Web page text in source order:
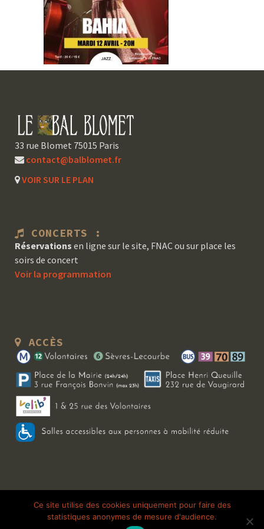
33 rue Blomet 75015 Paris
contact@balblomet.fr
VOIR SUR LE PLAN
CONCERTS :
Réservations en ligne sur le site, FNAC ou sur place les
soirs de concert
Voir la programmation
ACCÈS
Copyright 2026 Le Bal Blomet | Tous droits réservés | Mentions légales
Galerie photo
Ce site utilise des cookies uniquement pour faire des
statistiques anonymes de mesure d'audience.